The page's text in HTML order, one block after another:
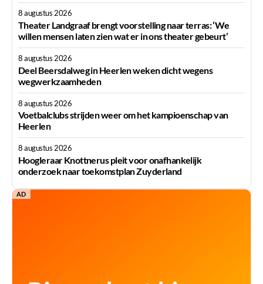
8 augustus 2026
Theater Landgraaf brengt voorstelling naar terras: ‘We
willen mensen laten zien wat er in ons theater gebeurt’
8 augustus 2026
Deel Beersdalweg in Heerlen weken dicht wegens
wegwerkzaamheden
8 augustus 2026
Voetbalclubs strijden weer om het kampioenschap van
Heerlen
8 augustus 2026
Hoogleraar Knottnerus pleit voor onafhankelijk
onderzoek naar toekomstplan Zuyderland
AD